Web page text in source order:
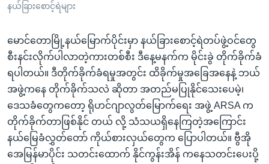
ကြည့်
ရှာဖွေ
ရန်
နေရာ
သို့
ကျော်
ရန်
ဘာသာစကားများ
နယ်ခြားစောင့်ရဲများ
မောင်တောမြို့နယ်မြောက်ပိုင်းမှာ နယ်ခြားစောင့်ရဲတပ်ဖွဲ့ဝင်တွေ
စီးနင်းလိုက်ပါလာတဲ့ကားတစ်စီး ဒီနေ့မနက်က မိုင်းခွဲ တိုက်ခိုက်ခံ
ရပါတယ်။ ဒီတိုက်ခိုက်ခံရမှုအတွင်း ထိခိုက်မှုအခြေအနေနဲ့ ဘယ်
အဖွဲ့ကနေ တိုက်ခိုက်သလဲ ဆိုတာ အတည်မပြုနိုင်သေးပေမဲ့၊
ဒေသခံတွေကတော့ ရိုဟင်ဂျာလွတ်မြောက်ရေး အဖွဲ့ ARSA က
တိုက်ခိုက်တာဖြစ်နိုင် တယ် လို့ သံသယရှိနေကြတဲ့အကြောင်း
နယ်မြေခံလွှတ်တော် ကိုယ်စားလှယ်တွေက ပြောပါတယ်။ ဗွီအို
အေမြန်မာပိုင်း သတင်းထောက် နိုင်ကွန်းအိန် ကနေသတင်းပေးပို့